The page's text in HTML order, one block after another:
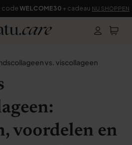
code WELCOME30 + cadeau NU SHOPPEN
vs. viscollageen
voordelen en